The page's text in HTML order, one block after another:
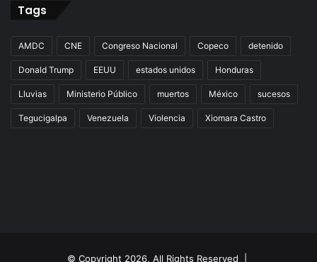
Tags
AMDC CNE Congreso Nacional Copeco detenido
Donald Trump EEUU estados unidos Honduras
Lluvias Ministerio Público muertos México sucesos
Tegucigalpa Venezuela Violencia Xiomara Castro
© Copyright 2026, All Rights Reserved |